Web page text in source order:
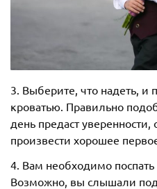
3. Выберите, что надеть,
кроватью. Правильно
день предаст
произвести хорошее
4. Вам необходимо
Возможно, вы слышали